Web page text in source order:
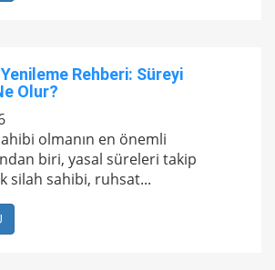
Rehberi: Süreyi
Olur?
olmanın en önemli
biri, yasal süreleri takip
silah sahibi, ruhsat...